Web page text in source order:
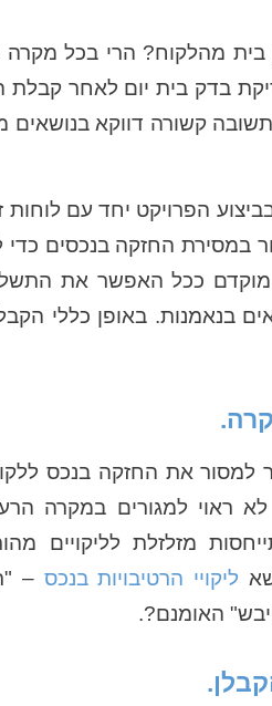
מהלקוח? הרי בכל מקרה
בדק בית יום לאחר קבלת
קשורה דווקא בנושאים
הפרויקט יחד עם
במסירת החזקה בנכסים כדי
ככל האפשר את
בנאמנות. באופן כללי
למסור את החזקה בנכס
ראוי למגורים במקרה
מזלזלת לליקויים
ליקויי הרטיבויות בנכס –
האומנם?.